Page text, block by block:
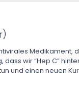
Medikament,
wir “Hep C”
und einen neuen